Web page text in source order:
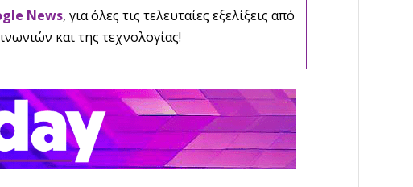
News, για όλες τις τελευταίες εξελίξεις από
και της τεχνολογίας!